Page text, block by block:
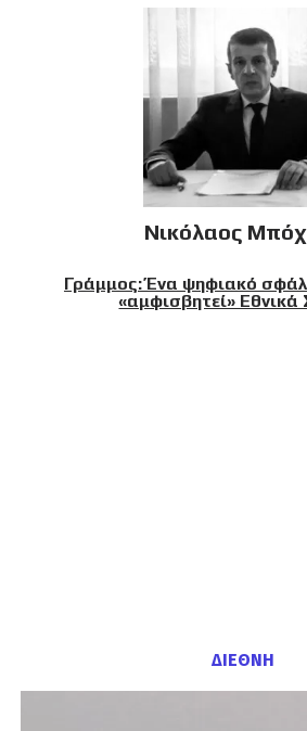
Νικόλαος
Γράμμος: Ένα ψηφιακό
«αμφισβητεί» Εθνικά
ΔΙΕΘΝΗ